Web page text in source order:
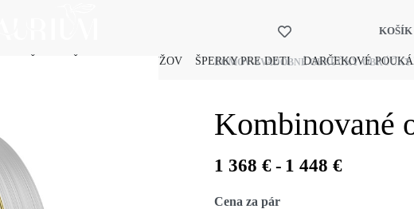
KOŠÍK
ŠPERKY PRE MUŽOV ŠPERKY PRE DETI DARČEKOVÉ
DOMOV›SVADOBNÉ OBRÚČKY›OBRÚČKY
Kombinované
1 368 € 1 448€
Cena za pár